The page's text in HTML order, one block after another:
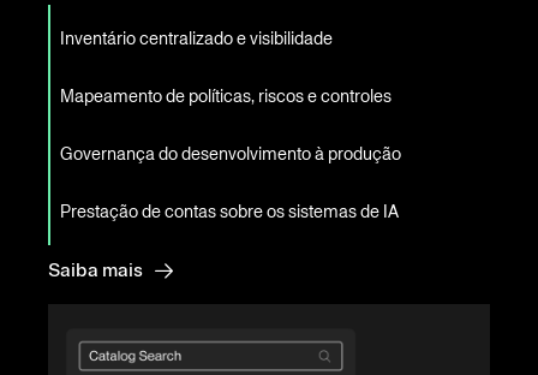
Inventário centralizado e visibilidade
Mapeamento de políticas, riscos e controles
Governança do desenvolvimento à produção
Prestação de contas sobre os sistemas de IA
Saiba mais